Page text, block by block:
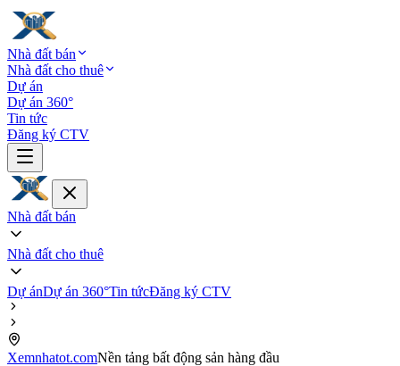
Nhà đất bán
Nhà đất cho thuê
Dự án
Dự án 360°
Tin tức
Đăng ký CTV
Nhà đất bán
Nhà đất cho thuê
Dự ánDự án 360°Tin tứcĐăng ký CTV
Xemnhatot.comNền tảng bất động sản hàng đầu